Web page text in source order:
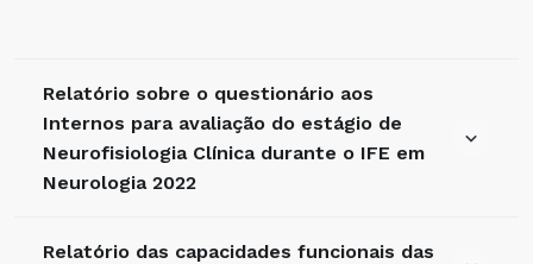
Relatório sobre o questionário aos
Internos para avaliação do estágio de
Neurofisiologia Clínica durante o IFE em
Neurologia 2022
Relatório das capacidades funcionais das